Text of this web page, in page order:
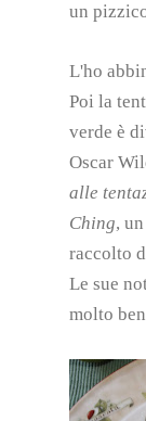
un
L'ho
Poi la
verde è
Oscar
alle
Ching, un
raccolto
Le sue
molto